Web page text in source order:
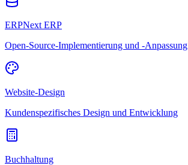
ERPNext ERP
Open-Source-Implementierung und -Anpassung
Website-Design
Kundenspezifisches Design und Entwicklung
Buchhaltung